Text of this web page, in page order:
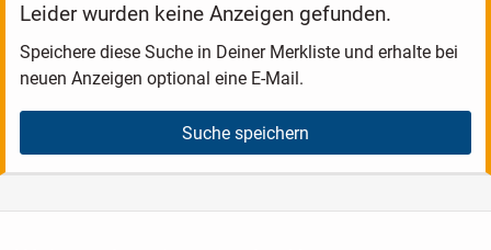
Leider wurden keine Anzeigen gefunden.
Speichere diese Suche in Deiner Merkliste und erhalte bei
neuen Anzeigen optional eine E-Mail.
Suche speichern